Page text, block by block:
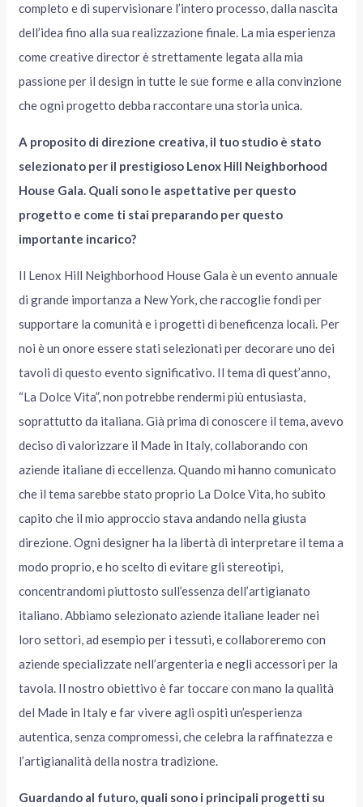
completo e di supervisionare l’intero processo, dalla nascita
dell’idea fino alla sua realizzazione finale. La mia esperienza
come creative director è strettamente legata alla mia
passione per il design in tutte le sue forme e alla convinzione
che ogni progetto debba raccontare una storia unica.
A proposito di direzione creativa, il tuo studio è stato
selezionato per il prestigioso Lenox Hill Neighborhood
House Gala. Quali sono le aspettative per questo
progetto e come ti stai preparando per questo
importante incarico?
Il Lenox Hill Neighborhood House Gala è un evento annuale
di grande importanza a New York, che raccoglie fondi per
supportare la comunità e i progetti di beneficenza locali. Per
noi è un onore essere stati selezionati per decorare uno dei
tavoli di questo evento significativo. Il tema di quest’anno,
“La Dolce Vita”, non potrebbe rendermi più entusiasta,
soprattutto da italiana. Già prima di conoscere il tema, avevo
deciso di valorizzare il Made in Italy, collaborando con
aziende italiane di eccellenza. Quando mi hanno comunicato
che il tema sarebbe stato proprio La Dolce Vita, ho subito
capito che il mio approccio stava andando nella giusta
direzione. Ogni designer ha la libertà di interpretare il tema a
modo proprio, e ho scelto di evitare gli stereotipi,
concentrandomi piuttosto sull’essenza dell’artigianato
italiano. Abbiamo selezionato aziende italiane leader nei
loro settori, ad esempio per i tessuti, e collaboreremo con
aziende specializzate nell’argenteria e negli accessori per la
tavola. Il nostro obiettivo è far toccare con mano la qualità
del Made in Italy e far vivere agli ospiti un’esperienza
autentica, senza compromessi, che celebra la raffinatezza e
l’artigianalità della nostra tradizione.
Guardando al futuro, quali sono i principali progetti su